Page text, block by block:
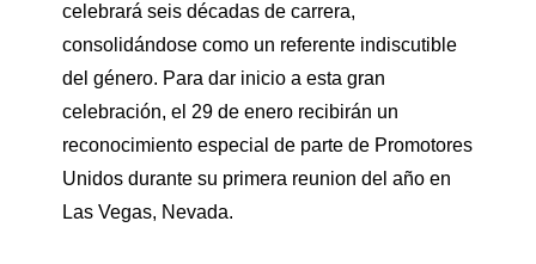
celebrará seis décadas de carrera,
consolidándose como un referente indiscutible
del género. Para dar inicio a esta gran
celebración, el 29 de enero recibirán un
reconocimiento especial de parte de Promotores
Unidos durante su primera reunion del año en
Las Vegas, Nevada.